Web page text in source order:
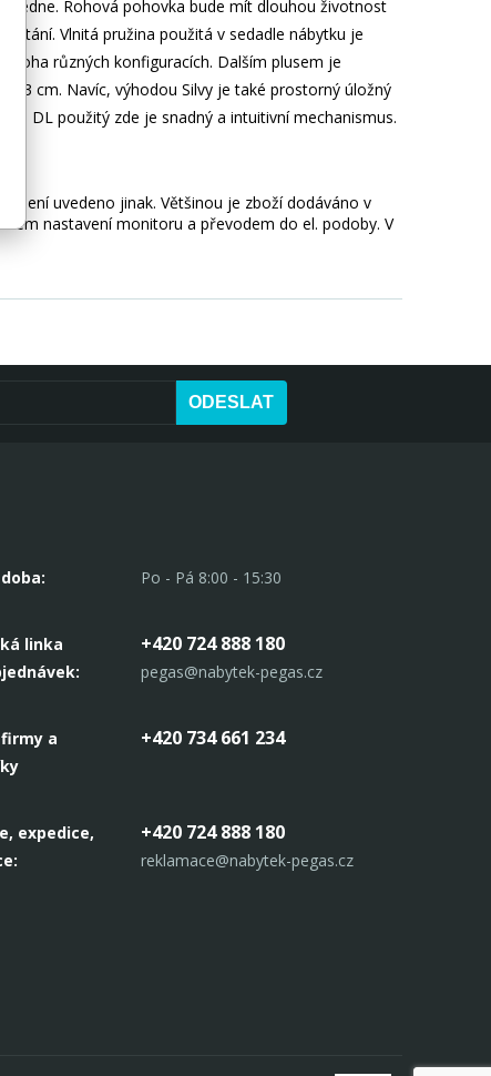
Rohová pohovka bude mít dlouhou životnost
Vlnitá pružina použitá v sedadle nábytku je
různých konfiguracích. Dalším plusem je
cm. Navíc, výhodou Silvy je také prostorný úložný
DL použitý zde je snadný a intuitivní mechanismus.
není uvedeno jinak. Většinou je zboží dodáváno v
nastavení monitoru a převodem do el. podoby. V
ODESLAT
Po - Pá 8:00 - 15:30
linka
+420 724 888 180
pegas@nabytek-pegas.cz
a
+420 734 661 234
expedice,
+420 724 888 180
reklamace@nabytek-pegas.cz